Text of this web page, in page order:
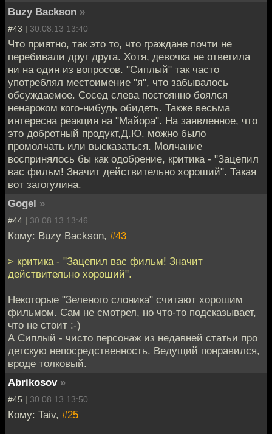
Buzy Backson »
#43 | 30.08.13 13:40
Что приятно, так это то, что граждане почти не
перебивали друг друга. Хотя, девочка не ответила
ни на один из вопросов. "Сиплый" так часто
употреблял местоимение "я", что забывалось
обсуждаемое. Сосед слева постоянно боялся
ненароком кого-нибудь обидеть. Также весьма
интересна реакция на "Майора". На заявленное, что
это добротный продукт,Д.Ю. можно было
промолчать или высказаться. Молчание
воспринялось бы как одобрение, критика - "Зацепил
вас фильм! Значит действительно хороший". Такая
вот загогулина.
Gogel »
#44 | 30.08.13 13:46
Кому: Buzy Backson, #43
> критика - "Зацепил вас фильм! Значит
действительно хороший".
Некоторые "Зеленого слоника" считают хорошим
фильмом. Сам не смотрел, но что-то подсказывает,
что не стоит :-)
А Сиплый - чисто персонаж из недавней статьи про
детскую непосредственность. Ведущий понравился,
вроде толковый.
Abrikosov »
#45 | 30.08.13 13:50
Кому: Taiv, #25